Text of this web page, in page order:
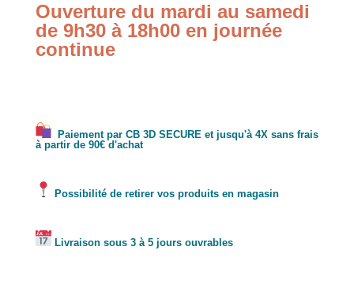
Ouverture du mardi au samedi
de 9h30 à 18h00 en journée
continue
Paiement par CB 3D SECURE et jusqu'à 4X sans frais
à partir de 90€ d'achat
Possibilité de retirer vos produits en magasin
Livraison sous 3 à 5 jours ouvrables